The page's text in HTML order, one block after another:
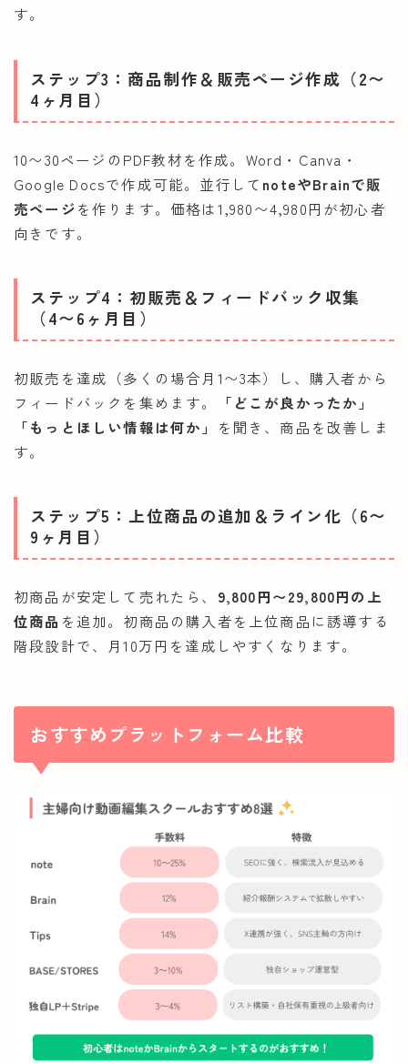
す。
ステップ3：商品制作＆販売ページ作成（2〜
4ヶ月目）
10〜30ページのPDF教材を作成。Word・Canva・
Google Docsで作成可能。並行して noteやBrainで販
売ページ を作ります。価格は1,980〜4,980円が初心者
向きです。
ステップ4：初販売＆フィードバック収集
（4〜6ヶ月目）
初販売を達成（多くの場合月1〜3本）し、購入者から
フィードバックを集めます。
「どこが良かったか」
「もっとほしい情報は何か」
を聞き、商品を改善しま
す。
ステップ5：上位商品の追加＆ライン化（6〜
9ヶ月目）
初商品が安定して売れたら、 9,800円〜29,800円の上
位商品 を追加。初商品の購入者を上位商品に誘導する
階段設計で、月10万円を達成しやすくなります。
おすすめプラットフォーム比較